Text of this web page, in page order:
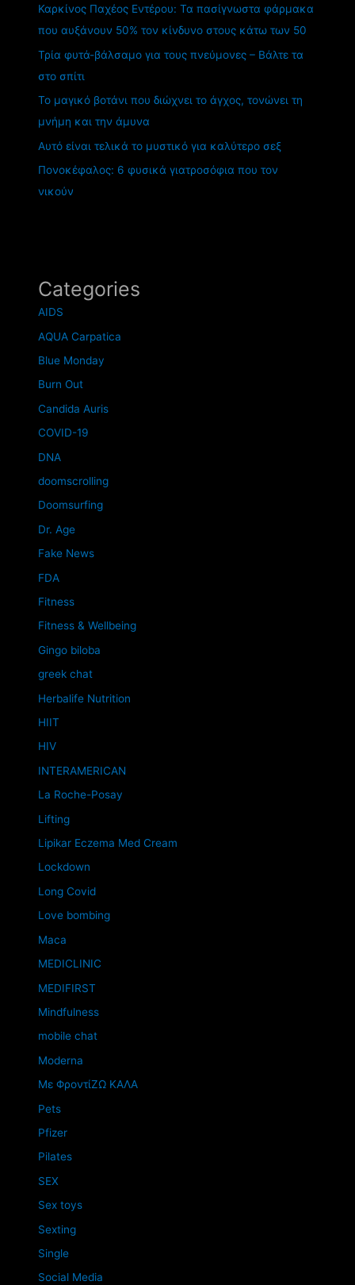
Καρκίνος Παχέος Εντέρου: Τα πασίγνωστα φάρμακα
που αυξάνουν 50% τον κίνδυνο στους κάτω των 50
Τρία φυτά-βάλσαμο για τους πνεύμονες – Βάλτε τα
στο σπίτι
Το μαγικό βοτάνι που διώχνει το άγχος, τονώνει τη
μνήμη και την άμυνα
Αυτό είναι τελικά το μυστικό για καλύτερο σεξ
Πονοκέφαλος: 6 φυσικά γιατροσόφια που τον
νικούν
Categories
AIDS
AQUA Carpatica
Blue Monday
Burn Out
Candida Auris
COVID-19
DNA
doomscrolling
Doomsurfing
Dr. Age
Fake News
FDA
Fitness
Fitness & Wellbeing
Gingo biloba
greek chat
Herbalife Nutrition
HIIT
HIV
INTERAMERICAN
La Roche-Posay
Lifting
Lipikar Eczema Med Cream
Lockdown
Long Covid
Love bombing
Maca
MEDICLINIC
MEDIFIRST
Mindfulness
mobile chat
Moderna
Mε ΦροντίΖΩ ΚΑΛΑ
Pets
Pfizer
Pilates
SEX
Sex toys
Sexting
Single
Social Media